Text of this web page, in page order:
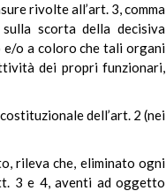
rivolte all’art. 3, comma
scorta della decisiva
o a coloro che tali organi
dei propri funzionari,
dell’art. 2 (nei
rileva che, eliminato ogni
3 e 4, aventi ad oggetto